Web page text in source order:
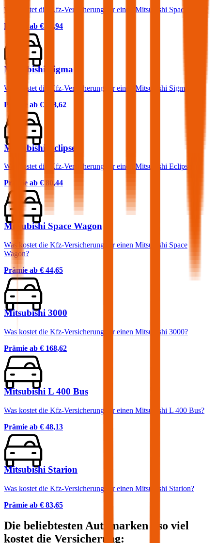
Was kostet die Kfz-Versicherung für einen Mitsubishi Space Gear?
Prämie ab € 56,94
Mitsubishi Sigma
Was kostet die Kfz-Versicherung für einen Mitsubishi Sigma?
Prämie ab € 118,62
Mitsubishi Eclipse
Was kostet die Kfz-Versicherung für einen Mitsubishi Eclipse?
Prämie ab € 80,44
Mitsubishi Space Wagon
Was kostet die Kfz-Versicherung für einen Mitsubishi Space
Wagon?
Prämie ab € 44,65
Mitsubishi 3000
Was kostet die Kfz-Versicherung für einen Mitsubishi 3000?
Prämie ab € 168,62
Mitsubishi L 400 Bus
Was kostet die Kfz-Versicherung für einen Mitsubishi L 400 Bus?
Prämie ab € 48,13
Mitsubishi Starion
Was kostet die Kfz-Versicherung für einen Mitsubishi Starion?
Prämie ab € 83,65
Die beliebtesten Automarken - so viel
kostet die Versicherung: